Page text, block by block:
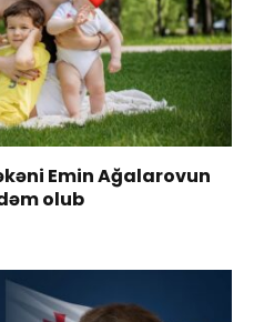
Emin Ağalarovun
olub